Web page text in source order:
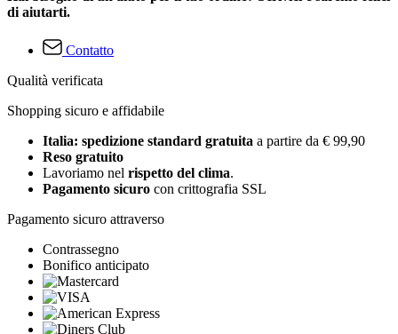
di aiutarti.
Contatto
Qualità verificata
Shopping sicuro e affidabile
Italia: spedizione standard gratuita a partire da € 99,90
Reso gratuito
Lavoriamo nel rispetto del clima.
Pagamento sicuro con crittografia SSL
Pagamento sicuro attraverso
Contrassegno
Bonifico anticipato